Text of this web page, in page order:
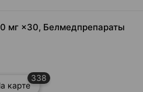
мг ×30, Белмедпрепараты
карте
338